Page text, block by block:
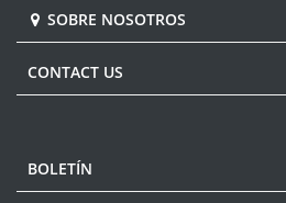
SOBRE NOSOTROS
CONTACT US
BOLETÍN